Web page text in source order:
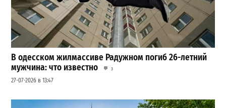
В одесском жилмассиве Радужном погиб 26-летний
мужчина: что известно
3
27-07-2026 в 13:47